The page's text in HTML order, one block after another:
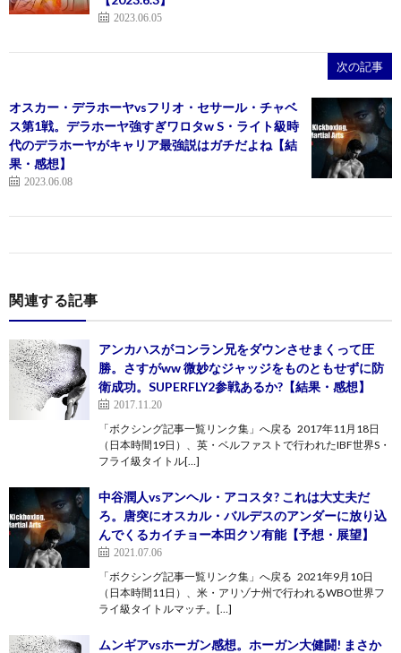
2023.06.05
次の記事
オスカー・デラホーヤvsフリオ・セサール・チャベ
ス第1戦。デラホーヤ強すぎワロタw S・ライト級時
代のデラホーヤがキャリア最強説はガチだよね【結
果・感想】
2023.06.08
関連する記事
アンカハスがコンラン兄をダウンさせまくって圧
勝。さすがww 微妙なジャッジをものともせずに防
衛成功。SUPERFLY2参戦あるか?【結果・感想】
2017.11.20
「ボクシング記事一覧リンク集」へ戻る 2017年11月18日
（日本時間19日）、英・ベルファストで行われたIBF世界S・
フライ級タイトル[…]
中谷潤人vsアンヘル・アコスタ? これは大丈夫だ
ろ。唐突にオスカル・バルデスのアンダーに放り込
んでくるカイチョー本田クソ有能【予想・展望】
2021.07.06
「ボクシング記事一覧リンク集」へ戻る 2021年9月10日
（日本時間11日）、米・アリゾナ州で行われるWBO世界フ
ライ級タイトルマッチ。[…]
ムンギアvsホーガン感想。ホーガン大健闘! まさか